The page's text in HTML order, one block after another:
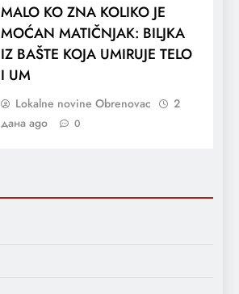
MALO KO ZNA KOLIKO JE
MOĆAN MATIČNJAK: BILJKA
IZ BAŠTE KOJA UMIRUJE TELO
I UM
Lokalne novine Obrenovac
2
дана ago
0